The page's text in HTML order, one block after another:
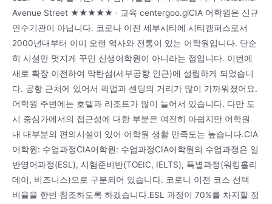
Avenue Street ★★★★★ · 교육 centergoo.glCIA 어학원은 신규
연수기관이 아닙니다. 코로나 이전 세부시티에 시티캠퍼스로서
2000년대부터 이미 오랜 역사와 전통이 있는 어학원입니다. 단순
히 시설만 멋지게 꾸민 신생어학원이 아니라는 점입니다. 이번에
새로 확장 이전하여 막탄섬(세부공항 인근)에 설립하게 되었습니
다. 공항 근처에 있어서 픽업과 센딩의 거리가 많이 가까워졌어요.
어학원 주변에는 호텔과 리조트가 많이 늘어서 있습니다. 다만 도
시 중심가에서의 접근성에 대한 부분은 여전히 아쉽지만 어학원
내 대부분의 편의시설이 있어 어학원 생활 만족도는 높습니다.CIA
어학원: 수업과정CIA어학원: 수업과정CIA어학원의 수업과정은 일
반영어과정(ESL), 시험준비반(TOEIC, IELTS), 특별과정(워킹홀리
데이, 비즈니스)으로 구분되어 있습니다. 코로나 이전 코스 선택
비율을 한번 참조하도록 하겠습니다.ESL 과정이 70%를 차지할 정